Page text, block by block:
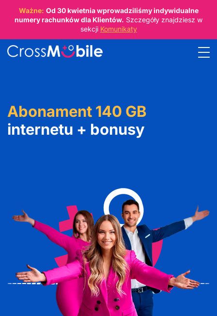
Ważne: Od 30 kwietniawprowadziliśmy indywidualne
numery rachunków dla Klientów. Szczegóły znajdziesz w
sekcji Komunikaty
Abonament 140 GB
internetu + bonusy